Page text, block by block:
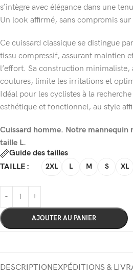
s’intègre avec élégance dans une
Un look affirmé, sans compromis
Ce cuissard classique se distingue
tissu compressif, assurant maintien
l’effort. Sa construction
coutures, limite les irritations et
Idéal pour les cyclistes à la
esthétique et fonctionnel, au style
Cuissard homme. Notre mannequin
taille L.
Guide des tailles
TAILLE
2XL L M S XL
AJOUTER AU PANIER
DESCRIPTIONEXPÉDITIONS &